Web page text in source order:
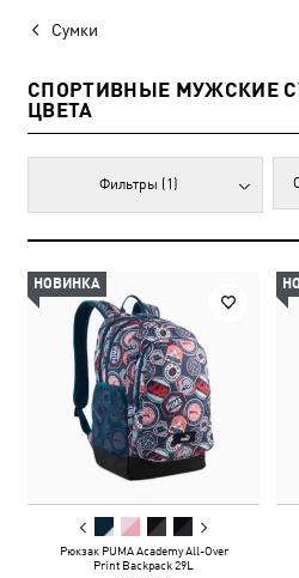
Сумки
СПОРТИВНЫЕ МУЖСКИЕ
ЦВЕТА
Фильтры (1)
НОВИНКА
Рюкзак PUMA Academy All-Over
Print Backpack 29L